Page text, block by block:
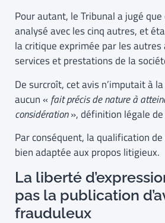
Pour autant, le Tribunal a jugé
analysé avec les cinq autres, et
la critique exprimée par les autres
services et prestations de la
De surcroît, cet avis n’imputait à
aucun « fait précis de nature à
considération», définition légale
Par conséquent, la qualification
bien adaptée aux propos litigieux.
La liberté
pas la publication
frauduleux